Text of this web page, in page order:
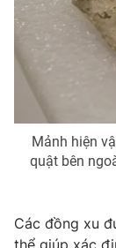
® Cấm sao
thuận bằng văn
Mảnh hiện
quật bên
Các đồng xu
thể giúp xác